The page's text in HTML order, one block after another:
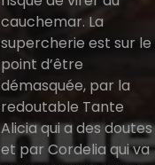
cauchemar. La
supercherie est sur le
point d’être
démasquée, par la
redoutable Tante
Alicia qui a des doutes
et par Cordelia qui va